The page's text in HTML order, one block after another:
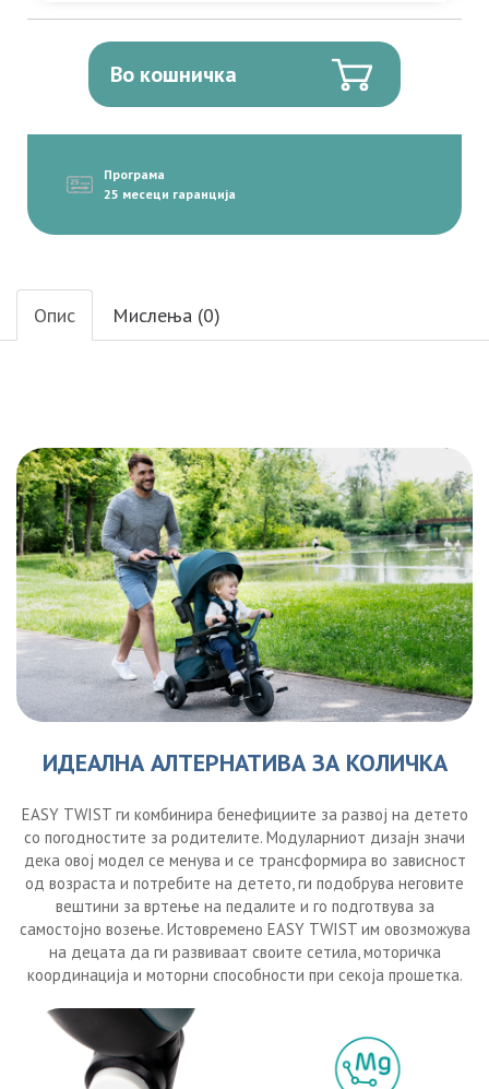
Во кошничка
Програма
25 месеци гаранција
Опис Мислења (0)
ИДЕАЛНА АЛТЕРНАТИВА ЗА КОЛИЧКА
EASY TWIST ги комбинира бенефициите за развој на детето
со погодностите за родителите. Модуларниот дизајн значи
дека овој модел се менува и се трансформира во зависност
од возраста и потребите на детето, ги подобрува неговите
вештини за вртење на педалите и го подготвува за
самостојно возење. Истовремено EASY TWIST им овозможува
на децата да ги развиваат своите сетила, моторичка
координација и моторни способности при секоја прошетка.